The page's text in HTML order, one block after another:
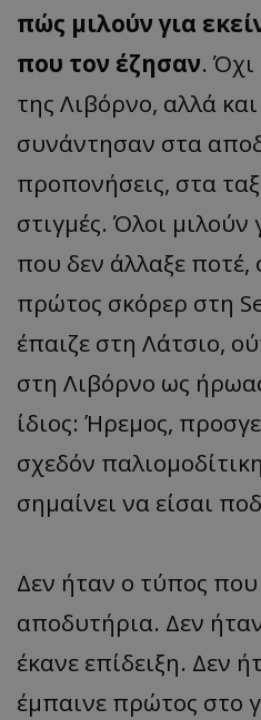
πώς μιλούν για
που τον έζησαν. Όχι
της Λιβόρνο, αλλά
συνάντησαν στα
προπονήσεις, στα
στιγμές. Όλοι
που δεν άλλαξε ποτέ,
πρώτος σκόρερ στη
έπαιζε στη Λάτσιο,
στη Λιβόρνο ως
ίδιος: Ήρεμος,
σχεδόν
σημαίνει να είσαι
Δεν ήταν ο τύπος
αποδυτήρια. Δεν
έκανε επίδειξη. Δεν
έμπαινε πρώτος στο